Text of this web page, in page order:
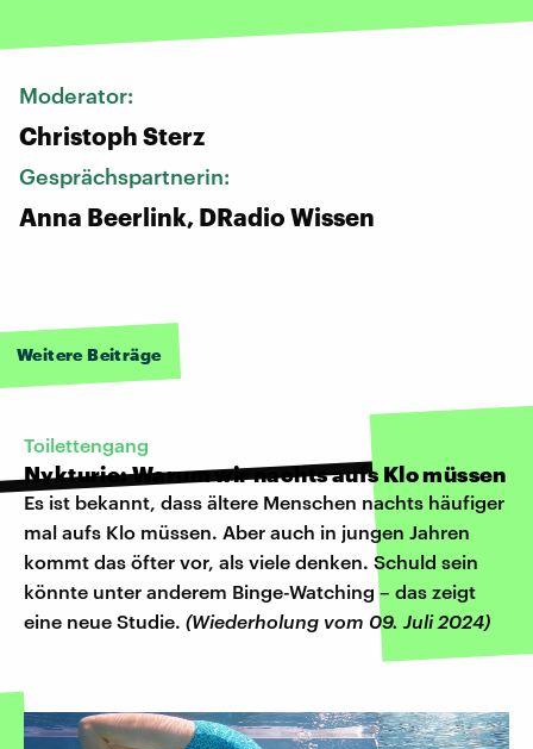
Moderator:
Christoph Sterz
Gesprächspartnerin:
Anna Beerlink, DRadio Wissen
Weitere Beiträge
Toilettengang
Nykturie: Warum wir nachts aufs Klo müssen
Es ist bekannt, dass ältere Menschen nachts häufiger
mal aufs Klo müssen. Aber auch in jungen Jahren
kommt das öfter vor, als viele denken. Schuld sein
könnte unter anderem Binge-Watching – das zeigt
eine neue Studie. (Wiederholung vom 09. Juli 2024)